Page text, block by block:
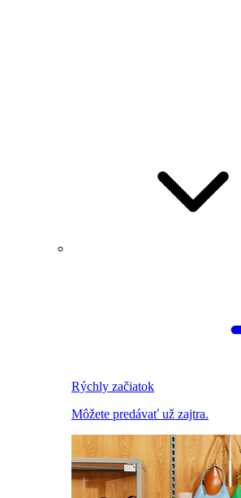
Rýchly začiatok
Môžete predávať už zajtra.